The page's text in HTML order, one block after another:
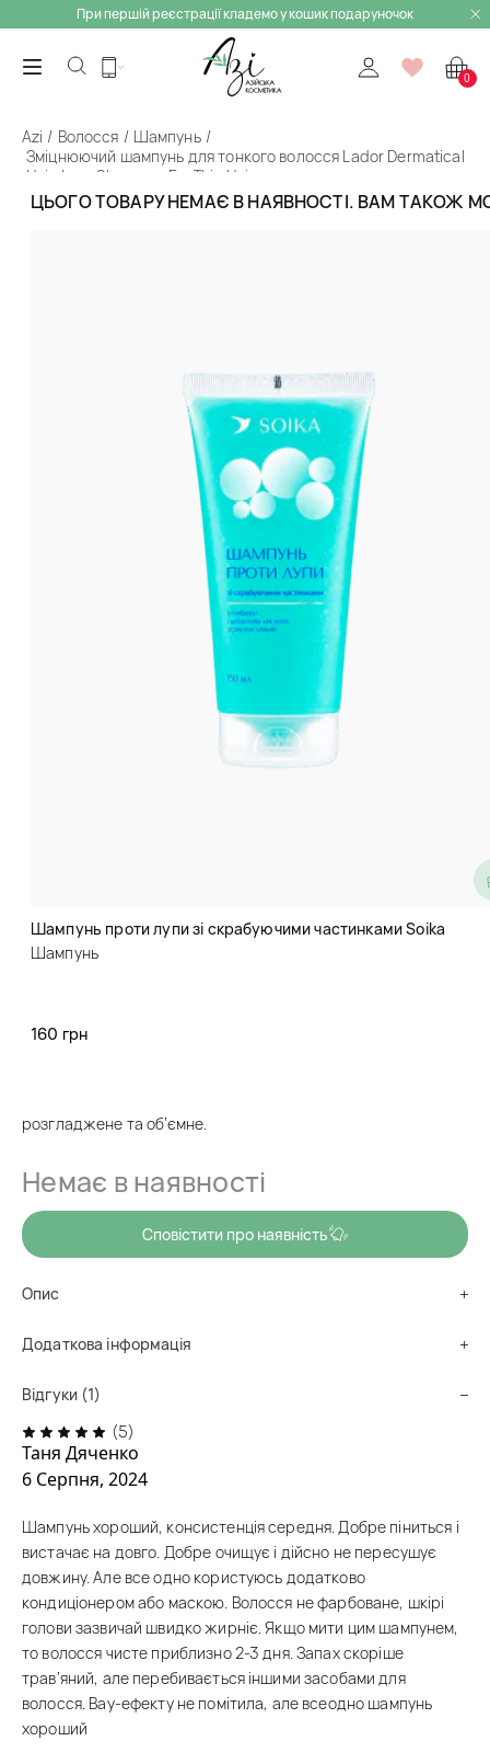
При першій реєстрації кладемо у кошик подаруночок
0
ЦЬОГО ТОВАРУ НЕМАЄ В НАЯВНОСТІ. ВАМ ТАКОЖ
Шампунь проти лупи зі скрабуючими частинками Soika
Шампунь
160 грн
Azi Волосся
Шампунь
Зміцнюючий шампунь для тонкого волосся Lador Dermatical
Hair-Loss Shampoo For Thin Hair
Назад
For Thin Hair
код товару
розгладжене та об’ємне.
Немає в наявності
Сповістити про наявність
Опис
Додаткова інформація
Відгуки (1)
(5)
Таня Дяченко
6 Серпня, 2024
Шампунь хороший, консистенція середня. Добре піниться і
вистачає на довго. Добре очищує і дійсно не пересушує
довжину. Але все одно користуюсь додатково
кондиціонером або маскою. Волосся не фарбоване, шкірі
голови зазвичай швидко жирніє. Якщо мити цим шампунем,
то волосся чисте приблизно 2-3 дня. Запах скоріше
трав’яний, але перебивається іншими засобами для
волосся. Вау-ефекту не помітила, але всеодно шампунь
хороший